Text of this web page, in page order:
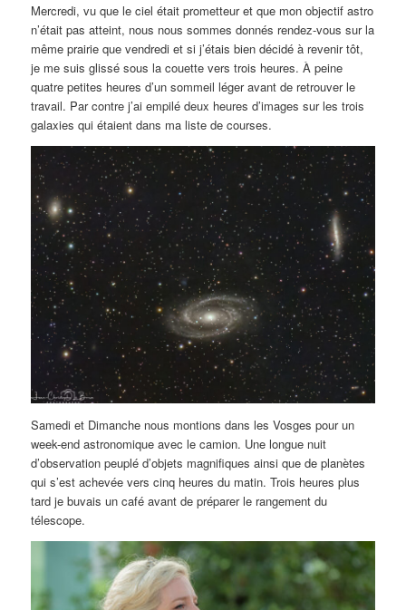
Mercredi, vu que le ciel était prometteur et que mon objectif astro
n’était pas atteint, nous nous sommes donnés rendez-vous sur la
même prairie que vendredi et si j’étais bien décidé à revenir tôt,
je me suis glissé sous la couette vers trois heures. À peine
quatre petites heures d’un sommeil léger avant de retrouver le
travail. Par contre j’ai empilé deux heures d’images sur les trois
galaxies qui étaient dans ma liste de courses.
Samedi et Dimanche nous montions dans les Vosges pour un
week-end astronomique avec le camion. Une longue nuit
d’observation peuplé d’objets magnifiques ainsi que de planètes
qui s’est achevée vers cinq heures du matin. Trois heures plus
tard je buvais un café avant de préparer le rangement du
télescope.